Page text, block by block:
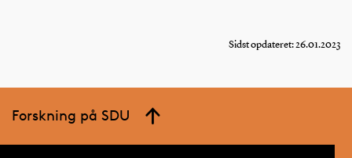
Sidst opdateret: 26.01.2023
Forskning på SDU